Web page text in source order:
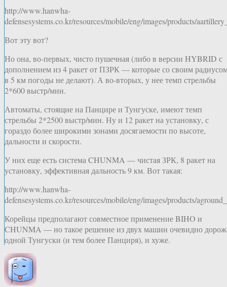
http://www.hanwha-
defensesystems.co.kr/resources/mobile/eng/images/products/
Вот эту вот?
Но она, во-первых, чисто пушечная (либо в версии HYBRID с
дополнением из 4 ракет от ПЗРК — которые со своим
в 5 км погоды не делают). А во-вторых, у нее темп стрельбы
2*600 выстр/мин.
Автоматы, стоящие на Панцире и Тунгуске, имеют темп
стрельбы 2*2500 выстр/мин. Ну и 12 ракет на установку, с
гораздо более широкими зонами досягаемости по высоте,
дальности и скорости.
У них еще есть система CHUNMA — чистая ЗРК, 8 ракет на
установку, эффективная дальность 9 км. Вот такая:
http://www.hanwha-
defensesystems.co.kr/resources/mobile/eng/images/products/
Корейцы предполагают совместное применение BIHO и
CHUNMA — но такое решение из двух машин очевидно
одной Тунгуски (и тем более Панциря), и хуже.